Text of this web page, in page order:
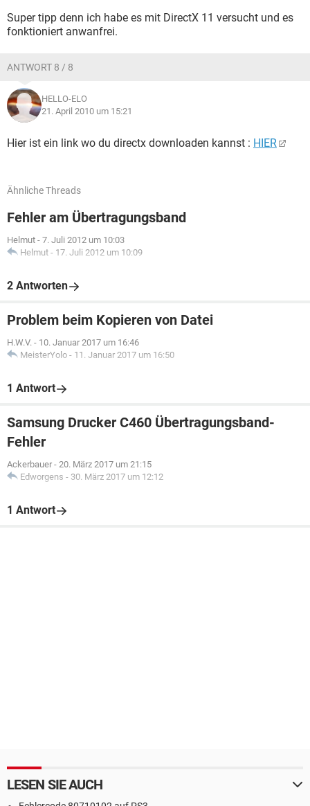
Super tipp denn ich habe es mit DirectX 11 versucht und es
fonktioniert anwanfrei.
ANTWORT 8 / 8
HELLO-ELO
21. April 2010 um 15:21
Hier ist ein link wo du directx downloaden kannst : HIER
Ähnliche Threads
Fehler am Übertragungsband
Helmut - 7. Juli 2012 um 10:03
Helmut - 17. Juli 2012 um 10:09
2 Antworten
Problem beim Kopieren von Datei
H.W.V. - 10. Januar 2017 um 16:46
MeisterYolo - 11. Januar 2017 um 16:50
1 Antwort
Samsung Drucker C460 Übertragungsband-
Fehler
Ackerbauer - 20. März 2017 um 21:15
Edworgens - 30. März 2017 um 12:12
1 Antwort
LESEN SIE AUCH